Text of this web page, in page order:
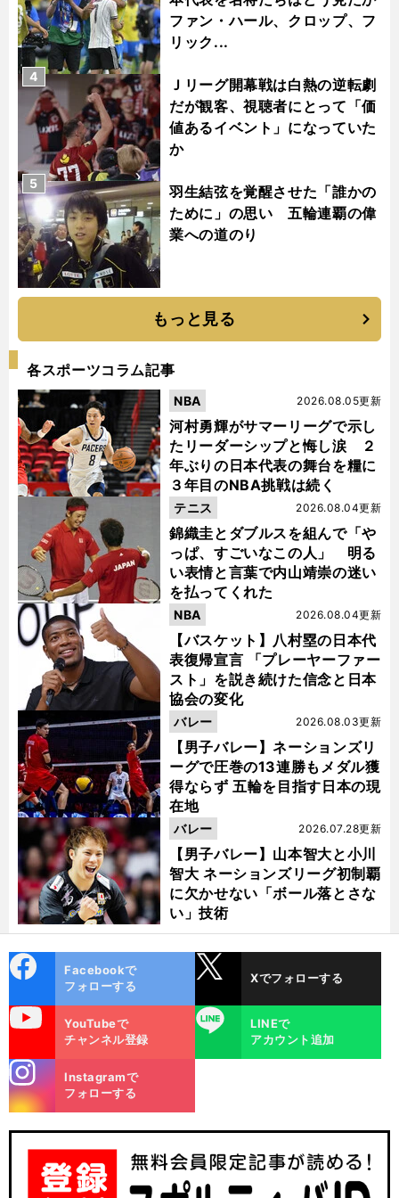
ファン・ハール、クロップ、フ
リック...
Ｊリーグ開幕戦は白熱の逆転劇
だが観客、視聴者にとって「価
値あるイベント」になっていた
か
4
羽生結弦を覚醒させた「誰かの
ために」の思い 五輪連覇の偉
業への道のり
5
もっと見る
各スポーツコラム記事
河村勇輝がサマーリーグで示し
たリーダーシップと悔し涙 ２
年ぶりの日本代表の舞台を糧に
３年目のNBA挑戦は続く
2026.08.05更新
NBA
錦織圭とダブルスを組んで「や
っぱ、すごいなこの人」 明る
い表情と言葉で内山靖崇の迷い
を払ってくれた
2026.08.04更新
テニス
【バスケット】八村塁の日本代
表復帰宣言 「プレーヤーファー
スト」を説き続けた信念と日本
協会の変化
2026.08.04更新
NBA
【男子バレー】ネーションズリ
ーグで圧巻の13連勝もメダル獲
得ならず 五輪を目指す日本の現
在地
2026.08.03更新
バレー
【男子バレー】山本智大と小川
智大 ネーションズリーグ初制覇
に欠かせない「ボール落とさな
い」技術
2026.07.28更新
バレー
ok
Facebookで
フォローする
Xでフォローする
YouTubeで
チャンネル登録
LINE
LINEで
アカウント追加
m
Instagramで
フォローする